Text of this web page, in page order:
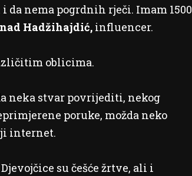
nema pogrdnih rječi. Imam 1500
Hadžihajdić, influencer.
oblicima.
neka stvar povrijediti, nekog
poruke, možda neko
internet.
su češće žrtve, ali i